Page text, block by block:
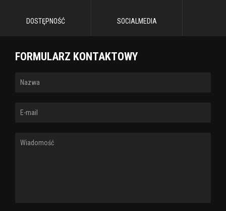
DOSTĘPNOŚĆ SOCIALMEDIA
FORMULARZ KONTAKTOWY